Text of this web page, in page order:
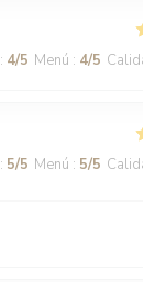
: 4/5 Menú : 4/5
: 5/5 Menú : 5/5